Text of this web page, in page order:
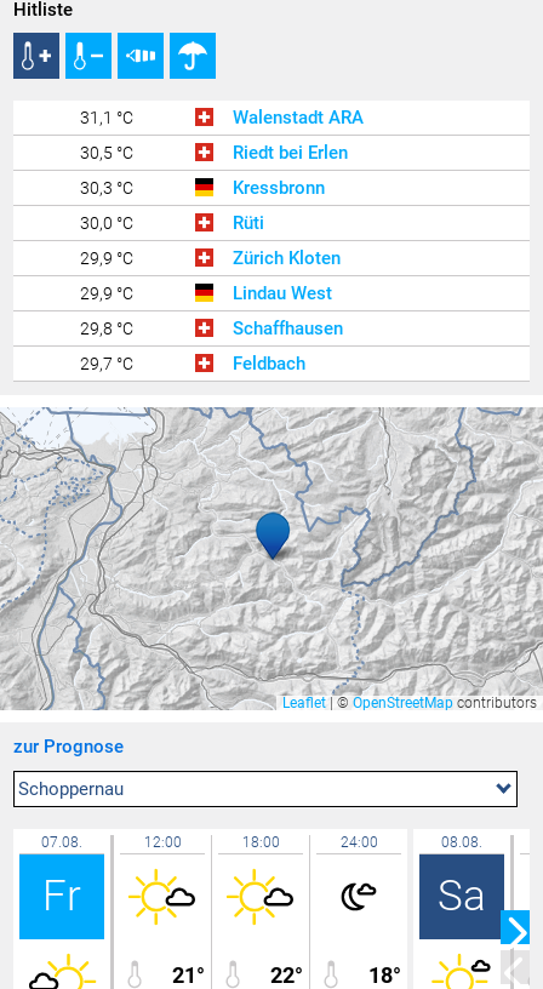
Hitliste
31,1 °C Walenstadt ARA
30,5 °C Riedt bei Erlen
30,3 °C Kressbronn
30,0 °C Rüti
29,9 °C Zürich Kloten
29,9 °C Lindau West
29,8 °C Schaffhausen
29,7 °C Feldbach
29,4 °C Götzis - Unteres Kirla
29,3 °C Bassersdorf
29,3 °C Hohenems-Werkhof
29,3 °C Feldkirch Nofels 2
29,3 °C Lauterach
29,2 °C Widnau
29,2 °C Feldkirch Nofels Bittweg
29,2 °C Uttwil
29,1 °C Feldkirch Kapf
29,1 °C
29,0 °C
29,0 °C Hallau
28,9 °C Lütschbach
Berneck
28,9 °C Sargans
Leaflet | © OpenStreetMap contributors
zur Prognose
Schoppernau
07.08.
Fr
12:00
21°
18:00
22°
24:00
18°
08.08.
Sa